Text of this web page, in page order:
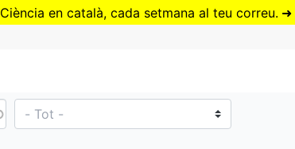
Vés
Ciència en català, cada setmana al teu correu. ➜